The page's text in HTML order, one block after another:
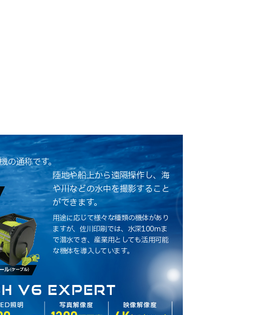
の通称です。
陸地や船上から遠隔操作し、海
や川などの水中を撮影すること
ができます。
用途に応じて様々な種類の機体があり
ますが、佐川印刷では、水深100mま
で潜水でき、産業用としても活用可能
な機体を導入しています。